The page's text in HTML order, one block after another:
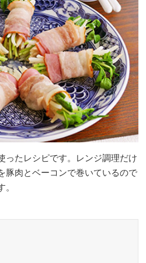
ったレシピです。レンジ調理だけ
豚肉とベーコンで巻いているので